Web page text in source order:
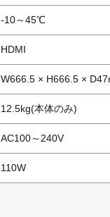
-10～45℃
HDMI
W666.5 × H666.5 ×
12.5kg(本体のみ)
AC100～240V
110W